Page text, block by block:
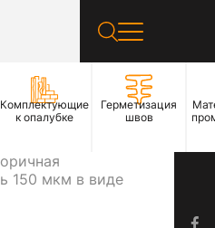
Комплектующие
к опалубке
Герметизация
швов